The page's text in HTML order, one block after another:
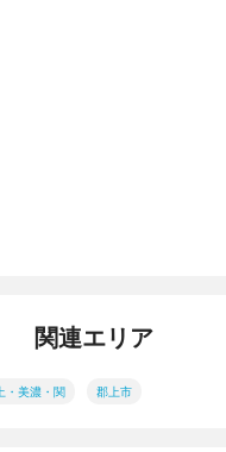
関連エリア
・美濃・関 郡上市